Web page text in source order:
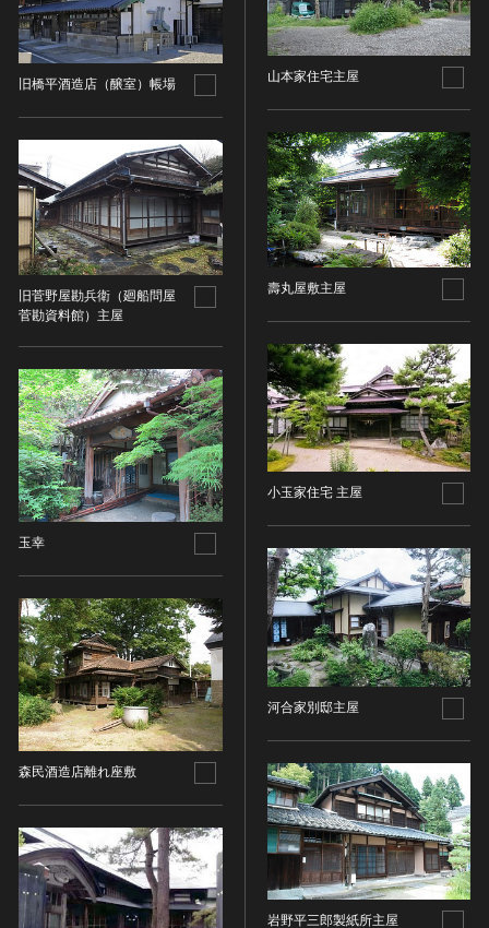
旧橋平酒造店（醸室）帳場
旧菅野屋勘兵衛（廻船問屋
菅勘資料館）主屋
玉幸
森民酒造店離れ座敷
山本家住宅主屋
壽丸屋敷主屋
小玉家住宅 主屋
河合家別邸主屋
岩野平三郎製紙所主屋
飛鳥 [日本]
奈良 [日本]
平安 [日本]
南北朝 [日本]
室町 [日本]
安土・桃山 [日本]
江戸 [日本]
明治 [日本]
大正 [日本]
昭和以降 [日本]
昭和 [日本]
平成 [日本]
令和 [日本]
旧石器 [朝鮮半島]
新石器 [朝鮮半島]
青銅器 [朝鮮半島]
原三国・朝鮮三国 [朝鮮半島]
原三国・朝鮮三国 [朝鮮半島]
新羅 [朝鮮半島]
高麗 [朝鮮半島]
朝鮮 [朝鮮半島]
近現代 [朝鮮半島]
旧石器 [中国]
新石器 [中国]
夏 [中国]
殷（商） [中国]
周 [中国]
春秋時代 [中国]
宗教建築
城郭建築
住居建築
近代その他
絵画
日本画
油彩画
水彩
素描
東洋画(日本画を除く)
その他
版画
木版画
銅版画
リトグラフ（石版画）
シルクスクリーン
金属像
石像
石膏像
その他
工芸品
金工
漆工
陶磁
ガラス
所在地（都道府県）を選択
所在地（市区町村）
所在地（市区町村）を選択
所蔵館
指定区分
指定区分を選択
重要文化財
登録有形文化財
重要無形文化財
登録無形文化財
記録作成等の措置を講ずべき無形文化財
重要有形民俗文化財
重要無形民俗文化財
登録無形民俗文化財
記録作成等の措置を講ずべき無形の民俗文化財
史跡
名勝
天然記念物
特別史跡
特別名勝
重要文化的景観
重要伝統的建造物群保存地区
選定保存技術
未指定
メディア（動画等）
メディア（動画等）を選択
動画
高画質画像
画像ライセンス
画像ライセンスを選択
CC0
CC BY（表示）
CC BY-SA（表示—継承）
CC BY-ND（表示—改変禁止）
CC BY-NC（表示—非営利）
CC BY-NC-SA（表示—非営利—継承）
CC BY-NC-ND（表示—非営利—改変禁止）
IN COPYRIGHT（著作権あり）
IN COPYRIGHT - EU ORPHAN WORK（著作権あり-
EU孤児著作物）
IN COPYRIGHT - EDUCATIONAL USE
PERMITTED（著作権あり-教育目的の利用可）
IN COPYRIGHT - NONCOMMERCIAL USE
PERMITTED（著作権あり-非営利目的の利用可）
検索する
入力情報をクリア
連想検索
連想検索する
20件で表示
入力情報をクリア